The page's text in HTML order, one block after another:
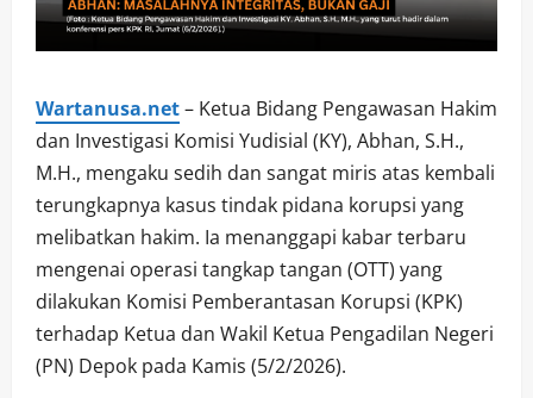
Wartanusa.net– Ketua Bidang Pengawasan Hakim
dan Investigasi Komisi Yudisial (KY), Abhan, S.H.,
M.H., mengaku sedih dan sangat miris atas kembali
terungkapnya kasus tindak pidana korupsi yang
melibatkan hakim. Ia menanggapi kabar terbaru
mengenai operasi tangkap tangan (OTT) yang
dilakukan Komisi Pemberantasan Korupsi (KPK)
terhadap Ketua dan Wakil Ketua Pengadilan Negeri
(PN) Depok pada Kamis (5/2/2026).